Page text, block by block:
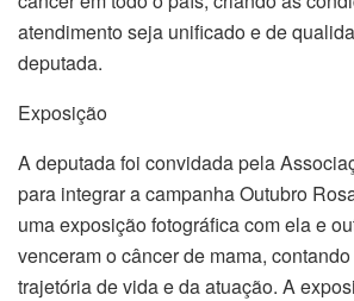
atendimento seja unificado e de
deputada.
Exposição
A deputada foi convidada pela
para integrar a campanha Outubro
uma exposição fotográfica com ela e
venceram o câncer de mama,
trajetória de vida e da atuação. A